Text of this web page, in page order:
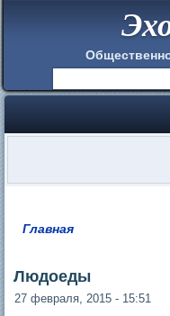
Главная
Людоеды
27 февраля, 2015 - 15:51